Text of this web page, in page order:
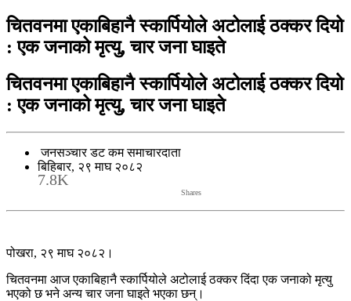
चितवनमा एकाबिहानै स्कार्पियोले अटोलाई ठक्कर दियो
: एक जनाको मृत्यु, चार जना घाइते
चितवनमा एकाबिहानै स्कार्पियोले अटोलाई ठक्कर दियो
: एक जनाको मृत्यु, चार जना घाइते
जनसञ्चार डट कम समाचारदाता
बिहिबार, २९ माघ २०८२
7.8K
Shares
पोखरा, २९ माघ २०८२।
चितवनमा आज एकाबिहानै स्कार्पियोले अटोलाई ठक्कर दिंदा एक जनाको मृत्यु
भएको छ भने अन्य चार जना घाइते भएका छन्।